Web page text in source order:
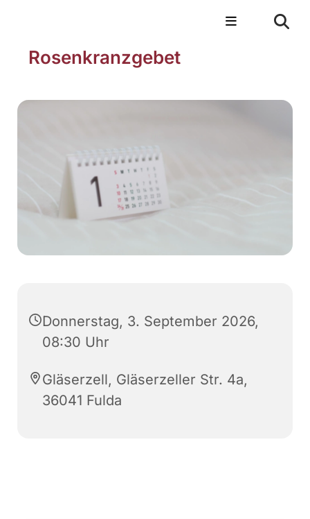
Rosenkranzgebet
Donnerstag, 3. September 2026,
08:30 Uhr
Gläserzell, Gläserzeller Str. 4a,
36041 Fulda